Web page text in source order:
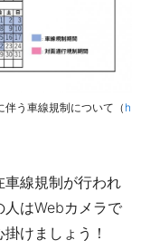
伴う車線規制について（ h
線規制が行われ
人はWebカメラで
けましょう！